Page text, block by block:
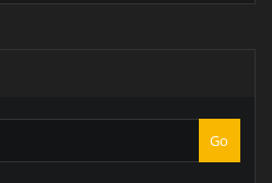
Go